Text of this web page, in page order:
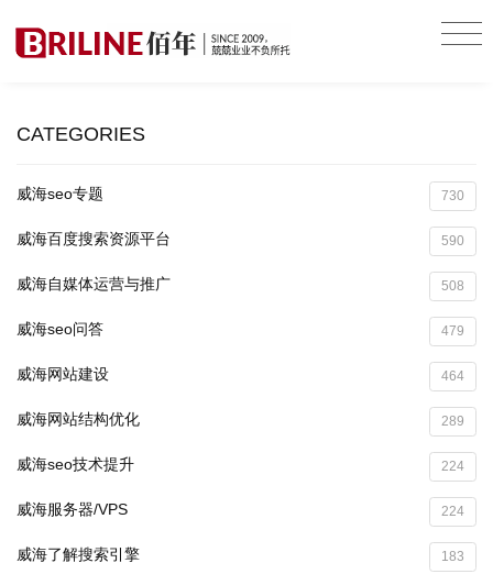
CATEGORIES
威海seo专题 730
威海百度搜索资源平台 590
威海自媒体运营与推广 508
威海seo问答 479
威海网站建设 464
威海网站结构优化 289
威海seo技术提升 224
威海服务器/VPS 224
威海了解搜索引擎 183